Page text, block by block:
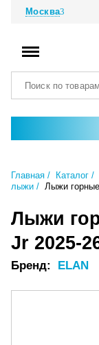
Москва
Главная Каталог
лыжи
Лыжи
Лыжи
Jr 2025-
Бренд: ELAN